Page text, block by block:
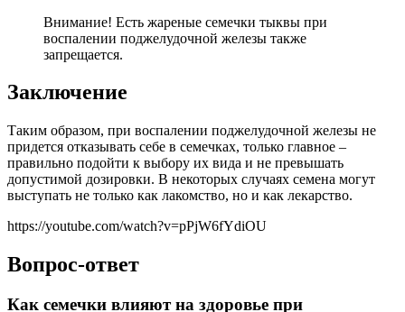
Внимание! Есть жареные семечки тыквы при
воспалении поджелудочной железы также
запрещается.
Заключение
Таким образом, при воспалении поджелудочной железы не
придется отказывать себе в семечках, только главное –
правильно подойти к выбору их вида и не превышать
допустимой дозировки. В некоторых случаях семена могут
выступать не только как лакомство, но и как лекарство.
https://youtube.com/watch?v=pPjW6fYdiOU
Вопрос-ответ
Как семечки влияют на здоровье при